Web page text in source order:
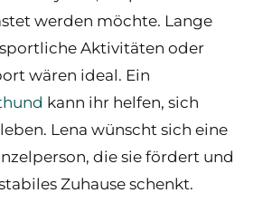
werden möchte. Lange
Aktivitäten oder
wären ideal. Ein
kann ihr helfen, sich
Lena wünscht sich eine
die sie fördert und
Zuhause schenkt.